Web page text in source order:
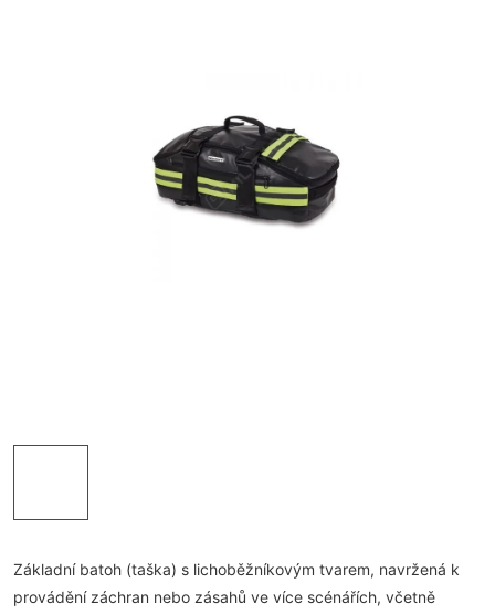
Základní batoh (taška) s lichoběžníkovým tvarem, navržená k
provádění záchran nebo zásahů ve více scénářích, včetně